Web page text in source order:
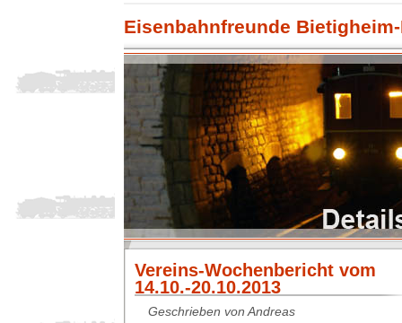
Eisenbahnfreunde
Vereins-Wochenbericht vom
14.10.-20.10.2013
Geschrieben von Andreas